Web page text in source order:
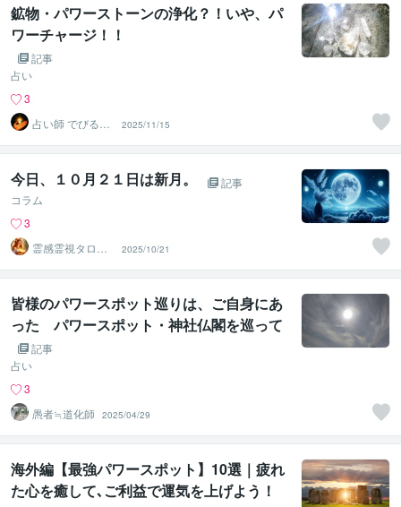
鉱物・パワーストーンの浄化？！いや、パ
ワーチャージ！！
記事
占い
3
占い師 でびるえ
る
2025/11/15
今日、１０月２１日は新月。
記事
コラム
3
霊感霊視タロッ
ト占い師★赤狐
楼
2025/10/21
皆様のパワースポット巡りは、ご自身にあ
った パワースポット・神社仏閣を巡って
いますか？
記事
占い
3
愚者≒道化師 2025/04/29
海外編【最強パワースポット】10選｜疲れ
た心を癒して､ご利益で運気を上げよう！